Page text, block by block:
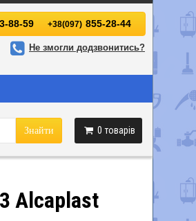
88-59 +38(097) 855-28-44
Не змогли додзвонитись?
0 товарів
Знайти
Alcaplast